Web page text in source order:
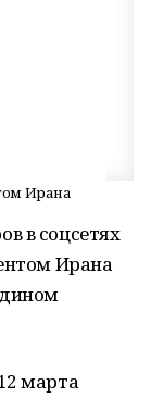
Ирана
в соцсетях
Ирана
марта